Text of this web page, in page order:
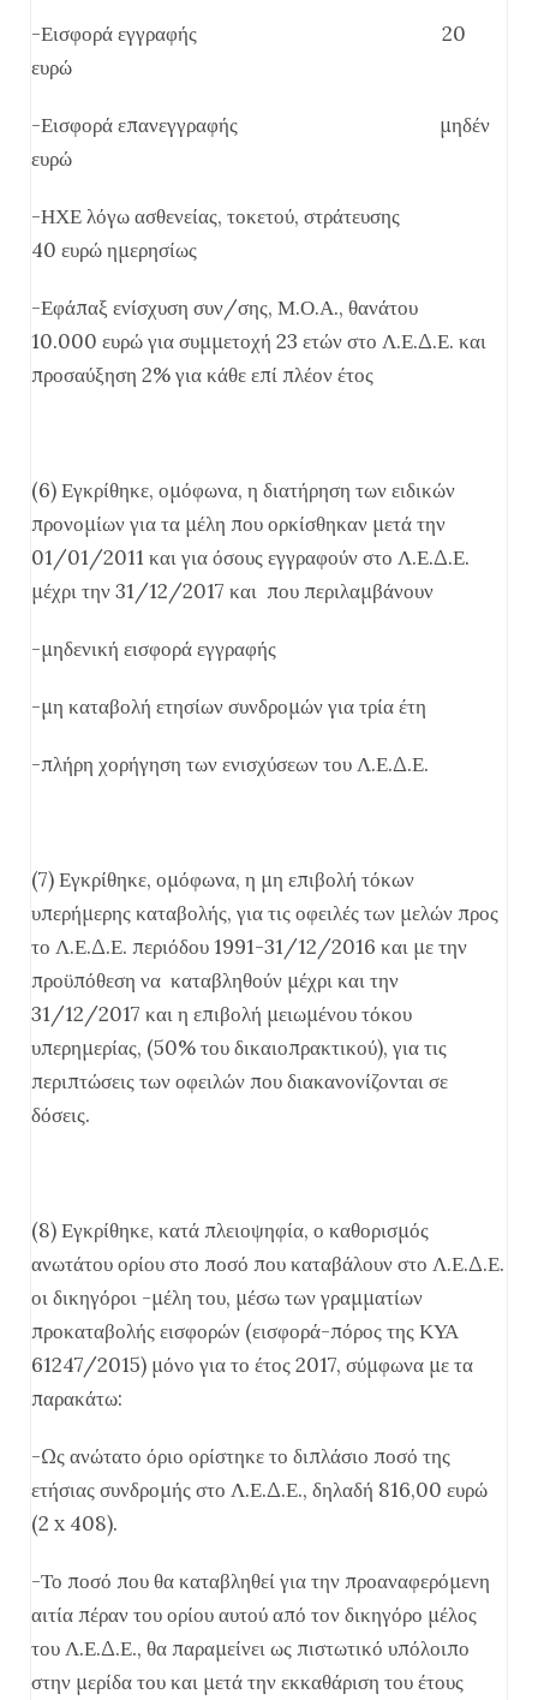
-Εισφορά εγγραφής 20
ευρώ
-Εισφορά επανεγγραφής μηδέν
ευρώ
-ΗΧΕ λόγω ασθενείας, τοκετού, στράτευσης
40 ευρώ ημερησίως
-Εφάπαξ ενίσχυση συν/σης, Μ.Ο.Α., θανάτου
10.000 ευρώ για συμμετοχή 23 ετών στο Λ.Ε.Δ.Ε. και
προσαύξηση 2% για κάθε επί πλέον έτος
(6) Εγκρίθηκε, ομόφωνα, η διατήρηση των ειδικών
προνομίων για τα μέλη που ορκίσθηκαν μετά την
01/01/2011 και για όσους εγγραφούν στο Λ.Ε.Δ.Ε.
μέχρι την 31/12/2017 και που περιλαμβάνουν
-μηδενική εισφορά εγγραφής
-μη καταβολή ετησίων συνδρομών για τρία έτη
-πλήρη χορήγηση των ενισχύσεων του Λ.Ε.Δ.Ε.
(7) Εγκρίθηκε, ομόφωνα, η μη επιβολή τόκων
υπερήμερης καταβολής, για τις οφειλές των μελών προς
το Λ.Ε.Δ.Ε. περιόδου 1991-31/12/2016 και με την
προϋπόθεση να καταβληθούν μέχρι και την
31/12/2017 και η επιβολή μειωμένου τόκου
υπερημερίας, (50% του δικαιοπρακτικού), για τις
περιπτώσεις των οφειλών που διακανονίζονται σε
δόσεις.
(8) Εγκρίθηκε, κατά πλειοψηφία, ο καθορισμός
ανωτάτου ορίου στο ποσό που καταβάλουν στο Λ.Ε.Δ.Ε.
οι δικηγόροι -μέλη του, μέσω των γραμματίων
προκαταβολής εισφορών (εισφορά-πόρος της ΚΥΑ
61247/2015) μόνο για το έτος 2017, σύμφωνα με τα
παρακάτω:
-Ως ανώτατο όριο ορίστηκε το διπλάσιο ποσό της
ετήσιας συνδρομής στο Λ.Ε.Δ.Ε., δηλαδή 816,00 ευρώ
(2 x 408).
-Το ποσό που θα καταβληθεί για την προαναφερόμενη
αιτία πέραν του ορίου αυτού από τον δικηγόρο μέλος
του Λ.Ε.Δ.Ε., θα παραμείνει ως πιστωτικό υπόλοιπο
στην μερίδα του και μετά την εκκαθάριση του έτους